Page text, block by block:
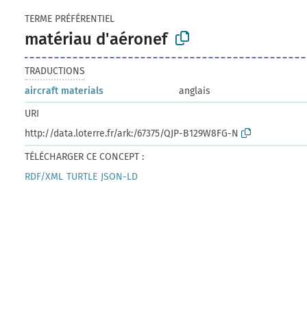
TERME PRÉFÉRENTIEL
matériau d'aéronef
TRADUCTIONS
aircraft materials
anglais
URI
http://data.loterre.fr/ark:/67375/QJP-B129W8FG-N
TÉLÉCHARGER CE CONCEPT :
RDF/XML TURTLE JSON-LD